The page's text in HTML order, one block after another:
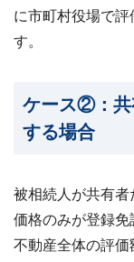
に市町村役場で
す。
ケース②：共
する場合
被相続人が共有
価格のみが登録
不動産全体の評